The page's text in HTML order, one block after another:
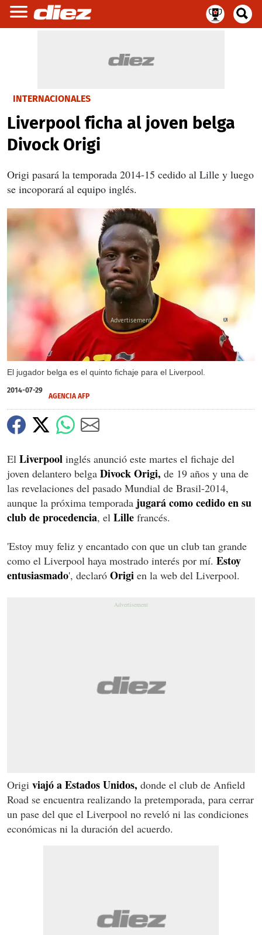
INTERNACIONALES
Liverpool ficha al joven belga
Divock Origi
Origi pasará la temporada 2014-15 cedido al Lille y luego
se incoporará al equipo inglés.
El jugador belga es el quinto fichaje para el Liverpool.
X
2014-07-29
AGENCIA AFP
El Liverpool inglés anunció este martes el fichaje del
joven delantero belga Divock Origi, de 19 años y una de
las revelaciones del pasado Mundial de Brasil-2014,
aunque la próxima temporada jugará como cedido en su
club de procedencia, el Lille francés.
'Estoy muy feliz y encantado con que un club tan grande
como el Liverpool haya mostrado interés por mí. Estoy
entusiasmado', declaró Origi en la web del Liverpool.
Origi viajó a Estados Unidos, donde el club de Anfield
Road se encuentra realizando la pretemporada, para cerrar
un pase del que el Liverpool no reveló ni las condiciones
económicas ni la duración del acuerdo.